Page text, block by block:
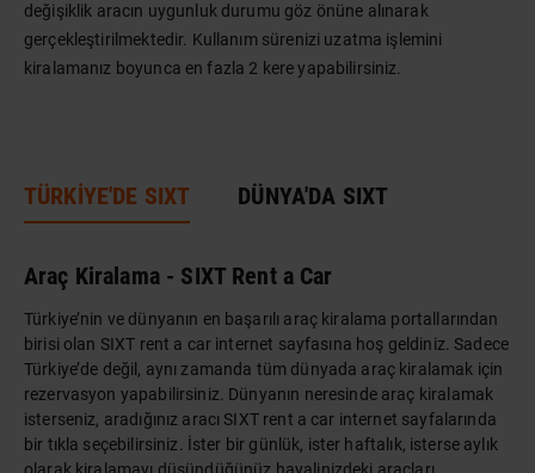
değişiklik aracın uygunluk durumu göz önüne alınarak
gerçekleştirilmektedir. Kullanım sürenizi uzatma işlemini
kiralamanız boyunca en fazla 2 kere yapabilirsiniz.
TÜRKİYE'DE SIXT DÜNYA'DA SIXT
Araç Kiralama - SIXT Rent a Car
Türkiye’nin ve dünyanın en başarılı araç kiralama portallarından
birisi olan SIXT rent a car internet sayfasına hoş geldiniz. Sadece
Türkiye’de değil, aynı zamanda tüm dünyada araç kiralamak için
rezervasyon yapabilirsiniz. Dünyanın neresinde araç kiralamak
isterseniz, aradığınız aracı SIXT rent a car internet sayfalarında
bir tıkla seçebilirsiniz. İster bir günlük, ister haftalık, isterse aylık